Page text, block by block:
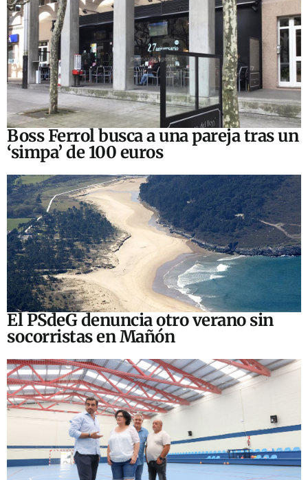
Boss Ferrol busca a una pareja tras un
‘simpa’ de 100 euros
El PSdeG denuncia otro verano sin
socorristas en Mañón